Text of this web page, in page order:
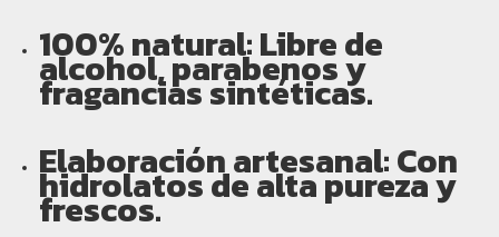
100% natural:Libre de
alcohol, parabenos y
fragancias sintéticas.
Elaboración artesanal:Con
hidrolatos de alta pureza y
frescos.